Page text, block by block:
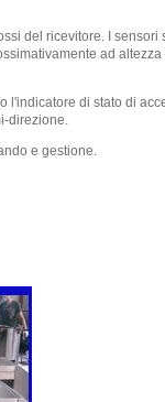
del ricevitore. I
ad
di stato di
direzione.
e gestione.